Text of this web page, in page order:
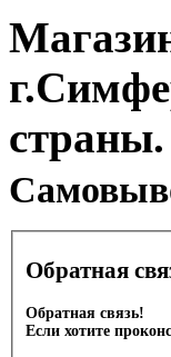
страны.
Обратная
Обратная связь!
Если хотите